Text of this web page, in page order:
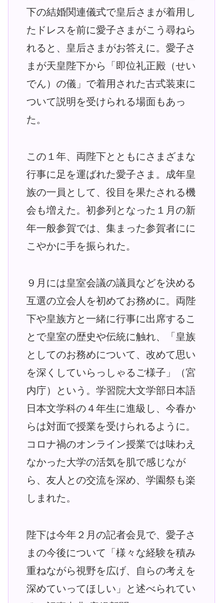
下の結婚関連儀式で皇后さまが着用し
たドレスを前に愛子さまがこう尋ねら
れると、皇后さまがお答えに。愛子さ
まが天皇陛下から「即位礼正殿（せい
でん）の儀」で着用された古式装束に
ついて説明を受けられる場面もあっ
た。
この１年、両陛下とともにさまざまな
行事に足を運ばれた愛子さま。成年皇
族の一員として、役目を果たされる機
会も増えた。初参列となった１月の新
年一般参賀では、集まった参賀者にに
こやかに手を振られた。
９月には皇室会議の議員などを決める
互選の立会人を初めてお務めに。両陛
下や皇族方と一緒に行事に出席するこ
とで皇室の歴史や伝統に触れ、「皇族
としてのお務めについて、改めて思い
を深くしていらっしゃるご様子」（宮
内庁）という。学習院大文学部日本語
日本文学科の４年生に進級し、今春か
らは対面で授業を受けられるように。
コロナ禍のオンライン授業では味わえ
なかった大学の活気を肌で感じなが
ら、友人との交流を深め、学園祭も楽
しまれた。
陛下は今年２月の記者会見で、愛子さ
まの今後について「様々な経験を積み
重ねながら視野を広げ、自らの考えを
深めていってほしい」と述べられてい